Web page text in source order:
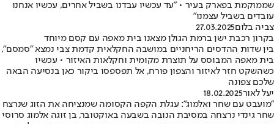
שממוקמת בפארק בעיר • "עד עכשיו עבדנו בשביל אחרים, עכשיו אנחנו
עובדים בשביל עצמנו"
צביה בלום27.03.2025
בקרון רכבת ישן ברמת הגולן מצאנו בית מאפה עם קסם מיוחד
בין שדות ההדסים הריחניים במושבה החקלאית קדמת צבי נמצא "סמסם",
בית מאפה המבוסס על תוצרת מקומית וחקלאות האיזור • עכשיו
כשהשקט חזר לאיזור והצפון פורח, אל תפספסו ביקור כאן בנסיעה הבאה
שלכם צפונה
יעל לאור18.02.2025
"מועבט עם שחר ואלמוג": עגלת הקפה הקסומה שמנציחה את הזוג שנרצח
שחר גינדי נרצחה במסיבת הנובה בשבעה באוקטובר, בן זוגה אלמוג סרוסי